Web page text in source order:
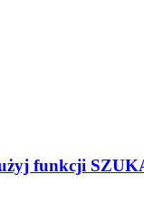
funkcji